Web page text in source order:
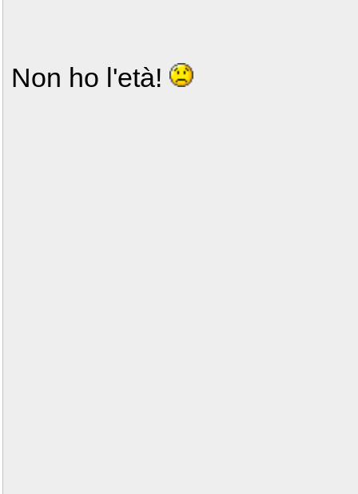
Non ho l'età!